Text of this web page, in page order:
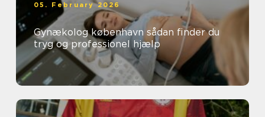
05. February 2026
Gynækolog københavn sådan finder du
tryg og professionel hjælp